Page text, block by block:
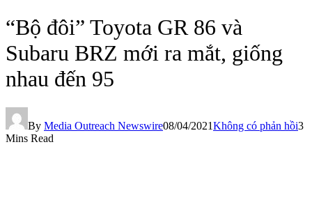
“Bộ đôi” Toyota GR 86 và
Subaru BRZ mới ra mắt, giống
nhau đến 95
By Media Outreach Newswire08/04/2021Không có phản hồi3
Mins Read